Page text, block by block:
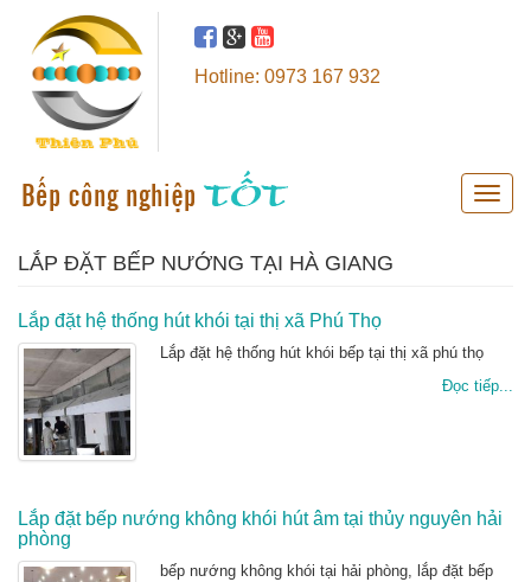
Hotline: 0973 167 932
Toggle
LẮP ĐẶT BẾP NƯỚNG TẠI HÀ GIANG
Lắp đặt hệ thống hút khói tại thị xã Phú Thọ
Lắp đặt hệ thống hút khói bếp tại thị xã phú thọ
Đọc tiếp...
Lắp đặt bếp nướng không khói hút âm tại thủy nguyên hải
phòng
bếp nướng không khói tại hải phòng, lắp đặt bếp